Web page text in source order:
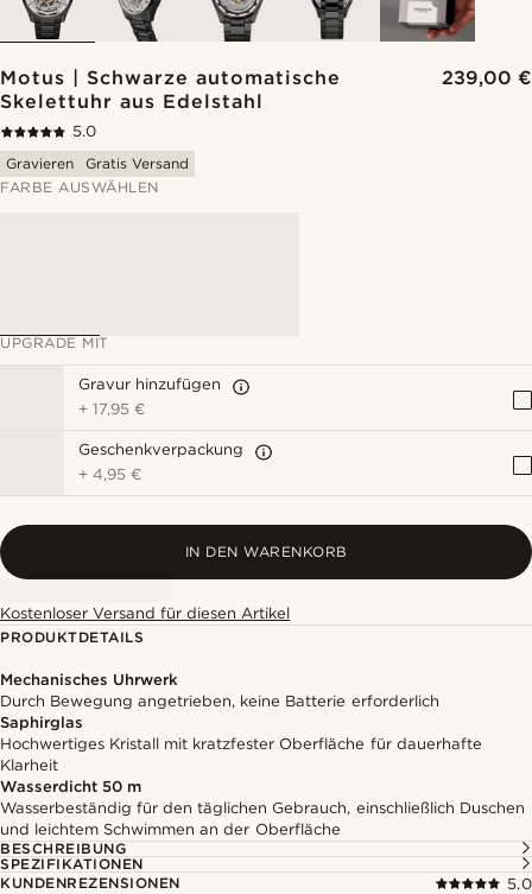
Motus | Schwarze automatische
Skelettuhr aus Edelstahl
239,00 €
5.0
Gravieren
Gratis Versand
FARBE AUSWÄHLEN
UPGRADE MIT
Gravur hinzufügen
+17,95 €
Geschenkverpackung
+4,95 €
IN DEN WARENKORB
Kostenloser Versand für diesen Artikel
PRODUKTDETAILS
Mechanisches Uhrwerk
Durch Bewegung angetrieben, keine Batterie erforderlich
Saphirglas
Hochwertiges Kristall mit kratzfester Oberfläche für dauerhafte
Klarheit
Wasserdicht 50 m
Wasserbeständig für den täglichen Gebrauch, einschließlich Duschen
und leichtem Schwimmen an der Oberfläche
BESCHREIBUNG
SPEZIFIKATIONEN
KUNDENREZENSIONEN
5.0